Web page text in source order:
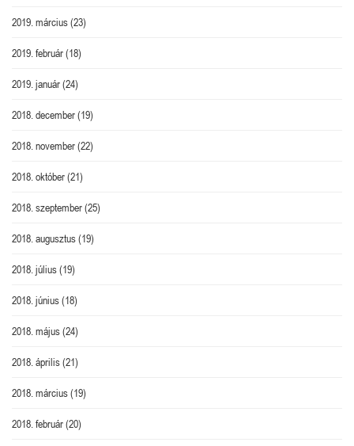
2019. március(23)
2019. február(18)
2019. január(24)
2018. december(19)
2018. november(22)
2018. október(21)
2018. szeptember(25)
2018. augusztus(19)
2018. július(19)
2018. június(18)
2018. május(24)
2018. április(21)
2018. március(19)
2018. február(20)